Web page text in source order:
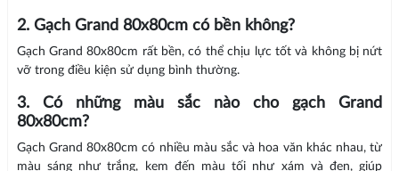
2. Gạch Grand 80x80cm có bền không?
Gạch Grand 80x80cm rất bền, có thể chịu lực tốt và không bị nứt
vỡ trong điều kiện sử dụng bình thường.
3. Có những màu sắc nào cho gạch Grand
80x80cm?
Gạch Grand 80x80cm có nhiều màu sắc và hoa văn khác nhau, từ
màu sáng như trắng, kem đến màu tối như xám và đen, giúp